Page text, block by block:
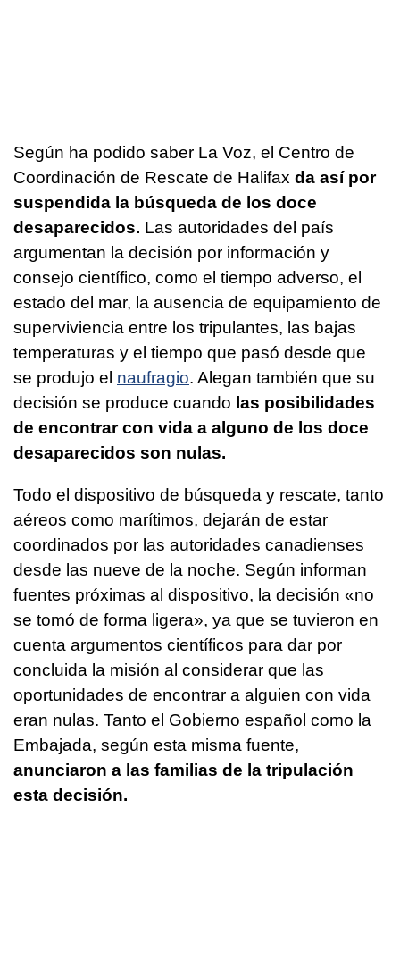
Según ha podido saber La Voz, el Centro de
Coordinación de Rescate de Halifax da así por
suspendida la búsqueda de los doce
desaparecidos. Las autoridades del país
argumentan la decisión por información y
consejo científico, como el tiempo adverso, el
estado del mar, la ausencia de equipamiento de
superviviencia entre los tripulantes, las bajas
temperaturas y el tiempo que pasó desde que
se produjo el naufragio. Alegan también que su
decisión se produce cuando las posibilidades
de encontrar con vida a alguno de los doce
desaparecidos son nulas.
Todo el dispositivo de búsqueda y rescate, tanto
aéreos como marítimos, dejarán de estar
coordinados por las autoridades canadienses
desde las nueve de la noche. Según informan
fuentes próximas al dispositivo, la decisión «no
se tomó de forma ligera», ya que se tuvieron en
cuenta argumentos científicos para dar por
concluida la misión al considerar que las
oportunidades de encontrar a alguien con vida
eran nulas. Tanto el Gobierno español como la
Embajada, según esta misma fuente,
anunciaron a las familias de la tripulación
esta decisión.